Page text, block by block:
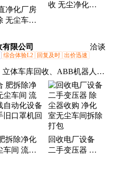
净化厂房
无尘车间
控机床回收
通
收 无尘净化车
有限公司 洽谈
综合体验L2 回复及时 出价迅速
立体车库回收、ABB机器人回
工厂拆除回收、净化车间拆除
、电线电缆回收、反应釜回
心回收、数控车床回收、变
中央空调回收、制冷设备回
车库回收、废铜回收、机密
、废旧变压器回收、二手机
拆除净化
车间 流水
回收电厂设备
二手变压器 除